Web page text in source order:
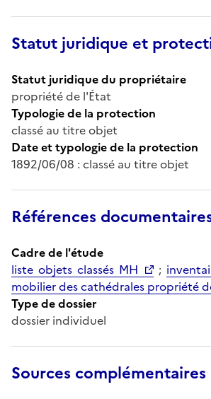
Statut juridique et
Statut juridique du propriétaire
propriété de l'État
Typologie de la protection
classé au titre objet
Date et typologie de la protection
1892/06/08 : classé au titre objet
Références
Cadre de l'étude
liste objets classés MH
;
mobilier des cathédrales propriété
Type de dossier
dossier individuel
Sources complémentaires